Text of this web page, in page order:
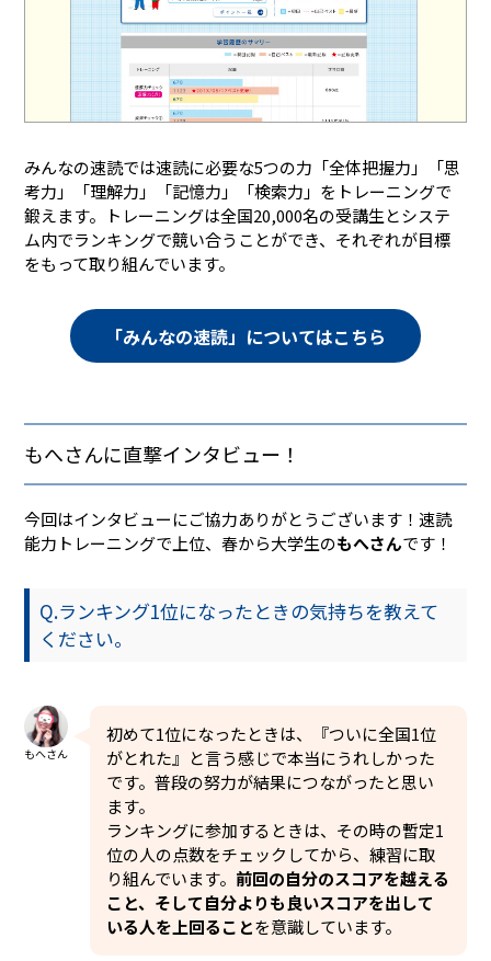
みんなの速読では速読に必要な5つの力「全体把握力」「思
考力」「理解力」「記憶力」「検索力」をトレーニングで
鍛えます。トレーニングは全国20,000名の受講生とシステ
ム内でランキングで競い合うことができ、それぞれが目標
をもって取り組んでいます。
「みんなの速読」についてはこちら
もへさんに直撃インタビュー！
今回はインタビューにご協力ありがとうございます！速読
能力トレーニングで上位、春から大学生のもへさんです！
Q.ランキング1位になったときの気持ちを教えて
ください。
もへさん
初めて1位になったときは、『ついに全国1位
がとれた』と言う感じで本当にうれしかった
です。普段の努力が結果につながったと思い
ます。
ランキングに参加するときは、その時の暫定1
位の人の点数をチェックしてから、練習に取
り組んでいます。 前回の自分のスコアを越える
こと、そして自分よりも良いスコアを出して
いる人を上回ることを意識しています。